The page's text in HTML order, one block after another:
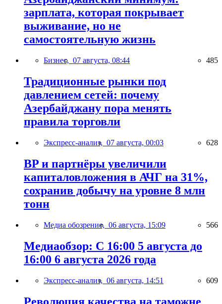
зарплата, которая покрывает
выживание, но не
самостоятельную жизнь
Бизнес, 07 августа, 08:44 485
Традиционные рынки под
давлением сетей: почему
Азербайджану пора менять
правила торговли
Экспресс-анализ, 07 августа, 00:03 628
BP и партнёры увеличили
капиталовложения в АЧГ на 31%,
сохранив добычу на уровне 8 млн
тонн
Медиа обозрение, 06 августа, 15:09 566
Медиаобзор: С 16:00 5 августа до
16:00 6 августа 2026 года
Экспресс-анализ, 06 августа, 14:51 609
Революция качества на таможне